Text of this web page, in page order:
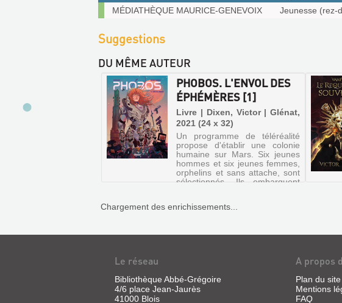
Exemplaires
MÉDIATHÈQUE MAURICE-GENEVOIX
Jeunesse (rez-
Suggestions
DU MÊME AUTEUR
PHOBOS. L'ENVOL DES
ÉPHÉMÈRES [1]
Livre | Dixen, Victor | Glénat,
2021 (24 x 32)
Un programme de téléréalité
propose d'établir une colonie
humaine sur Mars. Six jeunes
hommes et six jeunes femmes,
orphelins et sans attache, sont
sélectionnés. Ils embarquent
VAMPYRIA.
LE
REQUIEM
Chargement des enrichissements...
Le réseau
Bibliothèque Abbé-Grégoire
4/6 place Jean-Jaurès
41000 Blois
A propos
Plan du site
Mentions
FAQ